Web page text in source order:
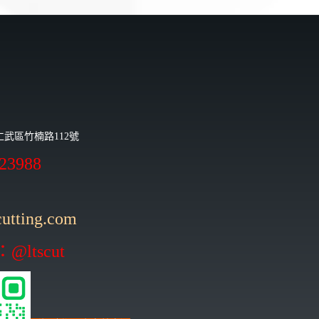
武區竹楠路112號
@ltscut